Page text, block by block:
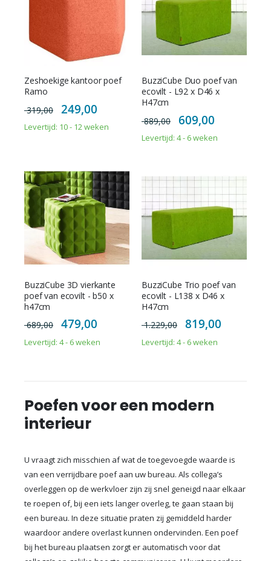
Zeshoekige kantoor poef
Ramo
319,00
Special
Price
249,00
Levertijd: 10 - 12 weken
BuzziCube Duo poef van
ecovilt - L92 x D46 x
H47cm
889,00
Special
Price
609,00
Levertijd: 4 - 6 weken
BuzziCube 3D vierkante
poef van ecovilt - b50 x
h47cm
689,00
Special
Price
479,00
Levertijd: 4 - 6 weken
BuzziCube Trio poef van
ecovilt - L138 x D46 x
H47cm
1.229,00
Special
Price
819,00
Levertijd: 4 - 6 weken
Poefen voor een modern
interieur
U vraagt zich misschien af wat de toegevoegde waarde is
van een verrijdbare poef aan uw bureau. Als collega’s
overleggen op de werkvloer zijn zij snel geneigd naar elkaar
te roepen of, bij een iets langer overleg, te gaan staan bij
een bureau. In deze situatie praten zij gemiddeld harder
waardoor andere overlast kunnen ondervinden. Een poef
bij het bureau plaatsen zorgt er automatisch voor dat